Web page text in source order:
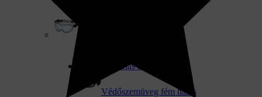
Dioptriás szemüveg
Védőszemüveg fém hálós